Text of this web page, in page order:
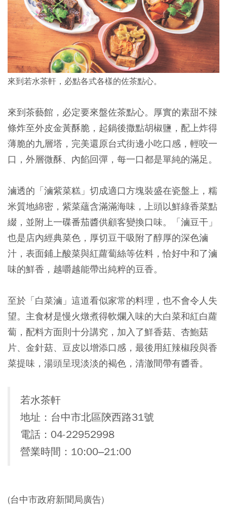
來到若水茶軒，必點各式各樣的佐茶點心。
來到茶藝館，必定要來盤佐茶點心。厚實的素甜不辣
條炸至外皮金黃酥脆，起鍋後撒點胡椒鹽，配上炸得
薄脆的九層塔，完美還原台式街邊小吃口感，輕咬一
口，外層微酥、內餡回彈，每一口都是單純的滿足。
滷透的「滷紫菜糕」切成適口方塊裝盛在瓷盤上，糯
米質地綿密，紫菜蘊含滿滿海味，上頭以鮮綠香菜點
綴，並附上一碟番茄醬供顧客變換口味。「滷豆干」
也是店內經典菜色，厚切豆干吸附了醇厚的深色滷
汁，表面鋪上酸菜與紅蘿蔔絲等佐料，恰好中和了滷
味的鮮香，越嚼越能帶出純粹的豆香。
至於「白菜滷」這道看似家常的料理，也不會令人失
望。主食材是慢火燉煮得軟爛入味的大白菜和紅白蘿
蔔，配料方面則十分講究，加入了鮮香菇、杏鮑菇
片、金針菇、豆皮以增添口感，最後用紅辣椒段與香
菜提味，湯頭呈現淡淡的褐色，清澈間帶有醬香。
若水茶軒
地址：台中市北區陝西路31號
電話：04-22952998
營業時間：10:00–21:00
(台中市政府新聞局廣告)